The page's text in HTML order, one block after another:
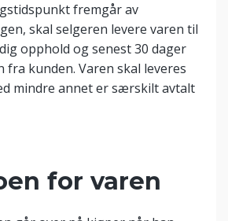
fremgår av
skal selgeren levere varen til
opphold og senest 30 dager
kunden. Varen skal leveres
mindre annet er særskilt avtalt
for varen